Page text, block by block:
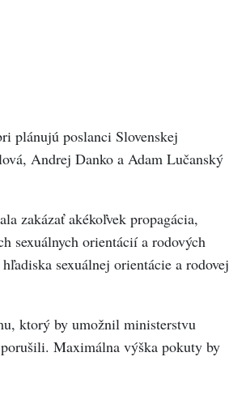
plánujú poslanci Slovenskej
Andrej Danko a Adam Lučanský
zakázať akékoľvek propagácia,
sexuálnych orientácií a rodových
sexuálnej orientácie a rodovej
ktorý by umožnil ministerstvu
Maximálna výška pokuty by